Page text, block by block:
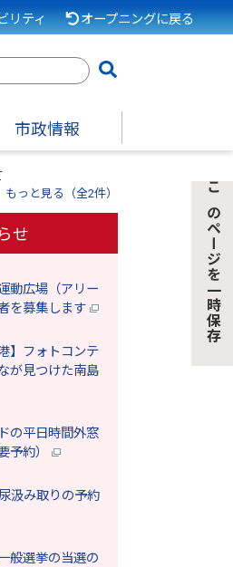
リティ オープニングに戻る
市政情報
もっと見る（全2件）
せ
動広場（アリー
を募集します
】フォトコンテ
が見つけた南島
の平日時間外窓
予約）
汲み取りの予約
般選挙の当選の
このページを一時保存